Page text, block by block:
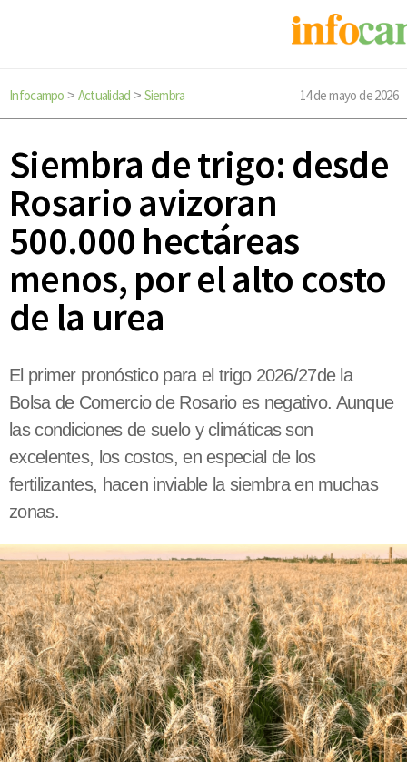
Infocampo > Actualidad > Siembra 14 de mayo de 2026
Siembra de trigo: desde
Rosario avizoran
500.000 hectáreas
menos, por el alto costo
de la urea
El primer pronóstico para el trigo 2026/27de la
Bolsa de Comercio de Rosario es negativo. Aunque
las condiciones de suelo y climáticas son
excelentes, los costos, en especial de los
fertilizantes, hacen inviable la siembra en muchas
zonas.